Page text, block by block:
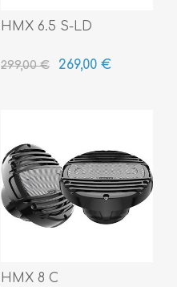
HMX 6.5 S-LD
299,00 € 269,00 €
HMX 8 C